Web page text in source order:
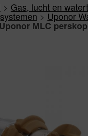
> Gas, lucht en
>Uponor
Uponor MLC